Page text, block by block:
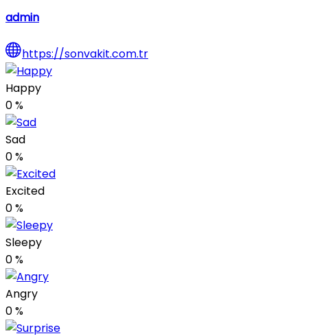
admin
https://sonvakit.com.tr
Happy
0%
Sad
0%
Excited
0%
Sleepy
0%
Angry
0%